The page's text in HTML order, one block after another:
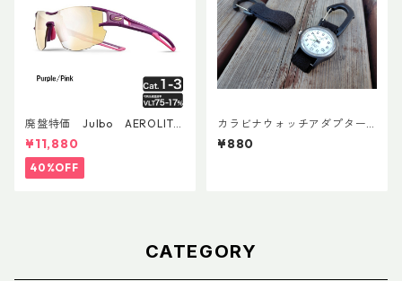
廃盤特価 Julbo AEROLITE
AsianFit
¥11,880
40%OFF
カラビナウォッチアダプターLi
te
¥880
CATEGORY